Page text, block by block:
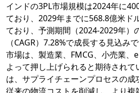
インドの3PL市場規模は2024年に
ており、2029年までに568.8億米ド
ており、予測期間（2024-2029年）
（CAGR）7.28%で成長する見込みで
市場は、製造業、FMCG、小売業、
よって押し上げられると期待され
は、サプライチェーンプロセスの成